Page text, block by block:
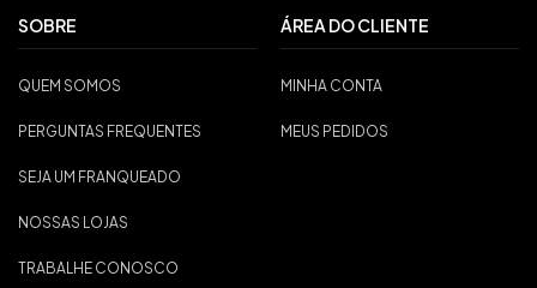
SOBRE
QUEM SOMOS
PERGUNTAS FREQUENTES
SEJA UM FRANQUEADO
NOSSAS LOJAS
TRABALHE CONOSCO
ÁREA DO CLIENTE
MINHA CONTA
MEUS PEDIDOS